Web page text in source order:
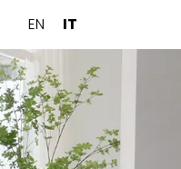
EN IT